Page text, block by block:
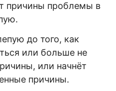
причины проблемы в
до того, как
или больше не
или начнёт
причины.